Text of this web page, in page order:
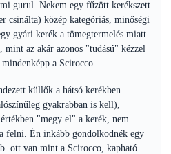
gurul. Nekem egy fűzött kerékszett
csinálta) közép kategóriás, minőségi
gyári kerék a tömegtermelés miatt
az akár azonos "tudású" kézzel
a Scirocco.
küllők a hátsó kerékben
gyakrabban is kell),
"megy el" a kerék, nem
felni. Én inkább gondolkodnék egy
ott van mint a Scirocco, kapható